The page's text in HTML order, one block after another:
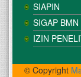
SIAPIN
SIGAP BMN
IZIN
© Copyright